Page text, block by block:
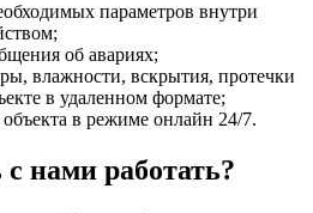
параметров внутри
об авариях;
влажности, вскрытия, протечки
в удаленном формате;
в режиме онлайн 24/7.
нами работать?